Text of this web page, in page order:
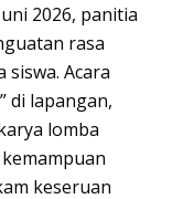
2026, panitia
rasa
Acara
di lapangan,
lomba
keseruan